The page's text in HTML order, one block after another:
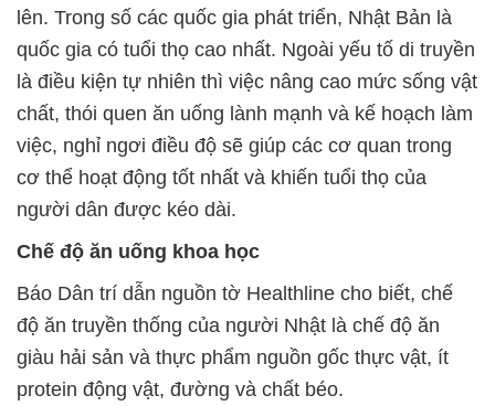
lên. Trong số các quốc gia phát triển, Nhật Bản là
quốc gia có tuổi thọ cao nhất. Ngoài yếu tố di truyền
là điều kiện tự nhiên thì việc nâng cao mức sống vật
chất, thói quen ăn uống lành mạnh và kế hoạch làm
việc, nghỉ ngơi điều độ sẽ giúp các cơ quan trong
cơ thể hoạt động tốt nhất và khiến tuổi thọ của
người dân được kéo dài.
Chế độ ăn uống khoa học
Báo Dân trí dẫn nguồn tờ Healthline cho biết, chế
độ ăn truyền thống của người Nhật là chế độ ăn
giàu hải sản và thực phẩm nguồn gốc thực vật, ít
protein động vật, đường và chất béo.